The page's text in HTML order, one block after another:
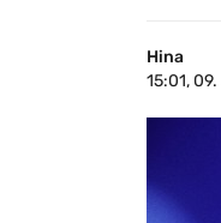
Hina
15:01,